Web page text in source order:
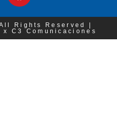
Rights Reserved |
C3 Comunicaciones